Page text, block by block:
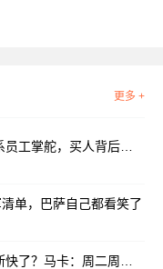
更多 +
单，巴萨自己都看笑了